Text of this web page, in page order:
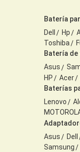
Batería
Dell
Hp
Toshiba
Batería de
Asus
HP
Acer
Baterías
Lenovo
Asus
Dell
Samsung